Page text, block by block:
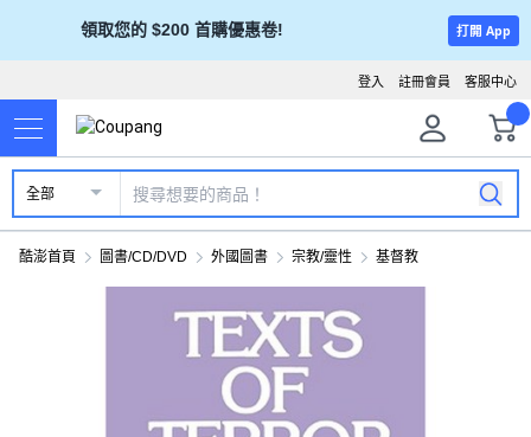
領取您的 $200 首購優惠卷! 打開 App
客服中心
註冊會員
登入
全部
酷澎首頁 圖書/CD/DVD 外國圖書 宗教/靈性 基督教